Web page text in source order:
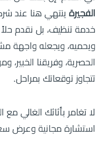
الفجيرة ينتهي هنا عند
خدمة تنظيف، بل نقدم حلاً
ويحميه، ويجعله واجهة
الحصرية، وفريقنا الخبير،
تتجاوز توقعاتك بمراحل.
لا تغامر بأثاثك الغالي
استشارة مجانية